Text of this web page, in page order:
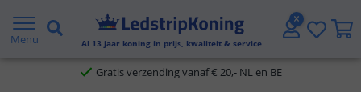
Menu Al 13 jaar koning in prijs, kwaliteit & service
5 jaar garantie
Gratis verzending vanaf € 20,- NL en BE